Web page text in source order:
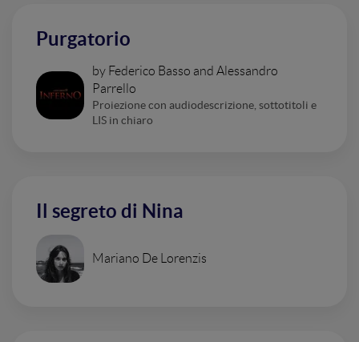
Purgatorio
by Federico Basso and Alessandro
Parrello
Proiezione con audiodescrizione, sottotitoli e
LIS in chiaro
Il segreto di Nina
Mariano De Lorenzis